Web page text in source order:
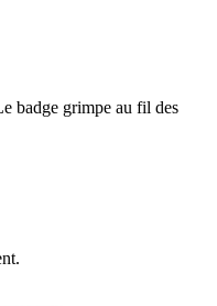
badge grimpe au fil des